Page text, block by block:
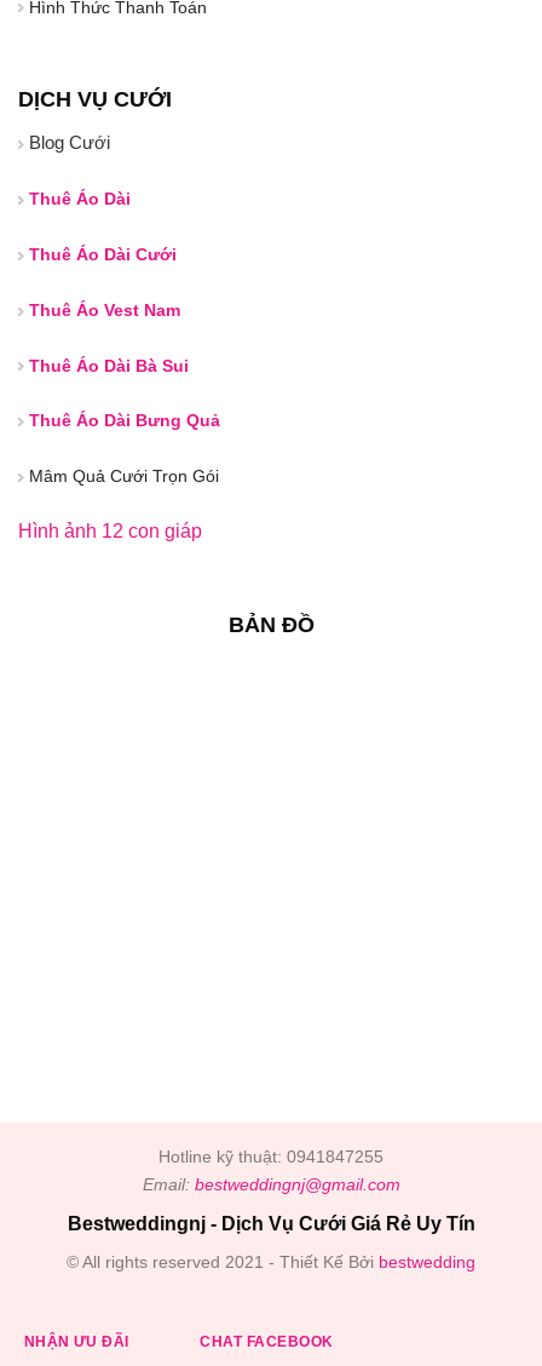
Hình Thức Thanh Toán
DỊCH VỤ CƯỚI
Blog Cưới
Thuê Áo Dài
Thuê Áo Dài Cưới
Thuê Áo Vest Nam
Thuê Áo Dài Bà Sui
Thuê Áo Dài Bưng Quả
Mâm Quả Cưới Trọn Gói
Hình ảnh 12 con giáp
BẢN ĐỒ
Hotline kỹ thuật: 0941847255
Email: bestweddingnj@gmail.com
Bestweddingnj - Dịch Vụ Cưới Giá Rẻ Uy Tín
© All rights reserved 2021 - Thiết Kế Bởi bestwedding
NHẬN ƯU ĐÃI CHAT FACEBOOK